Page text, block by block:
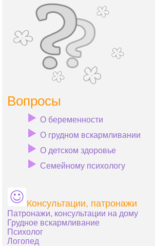
Вопросы
О беременности
О грудном вскармливании
О детском здоровье
Семейному психологу
Консультации, патронажи
Патронажи, консультации на дому
Грудное вскармливание
Психолог
Логопед